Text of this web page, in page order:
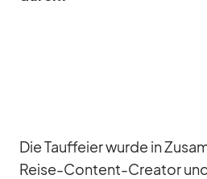
Die Tauf­feier wurde in
Reise-Con­tent-Crea­tor und